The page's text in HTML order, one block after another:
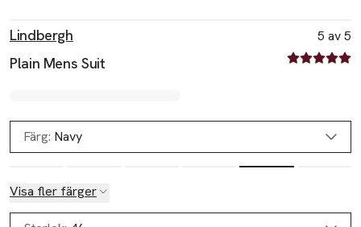
Lindbergh
Plain Mens Suit
5 av 5
5 av fem
Färg: Navy
Visa fler färger